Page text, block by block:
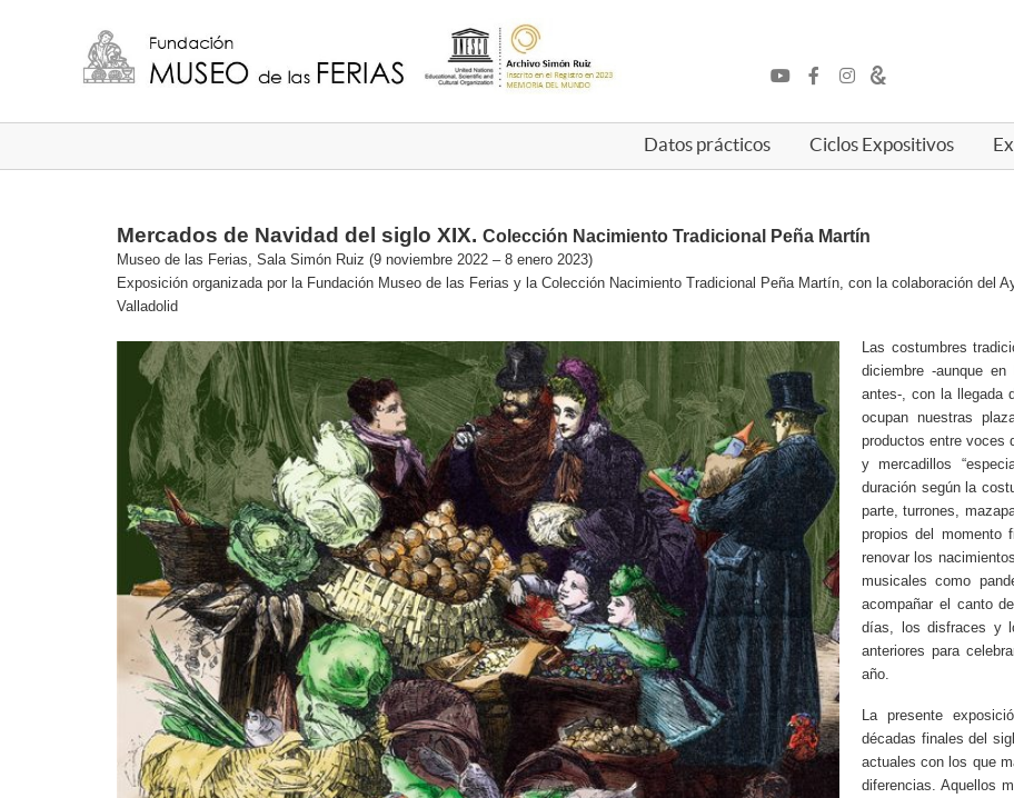
Datos prácticos Ciclos Expositivos
Mercados de Navidad del siglo XIX. Colección Nacimiento Tradicional Peña Martín
Museo de las Ferias, Sala Simón Ruiz (9 noviembre 2022 – 8 enero 2023)
Exposición organizada por la Fundación Museo de las Ferias y la Colección Nacimiento Tradicional Peña Martín, con la colaboración del
Valladolid
Las costumbres
diciembre -aunque
antes-, con la llegada
ocupan nuestras
productos entre voces
y mercadillos
duración según la
parte, turrones,
propios del momento
renovar los
musicales como
acompañar el canto
días, los disfraces y
anteriores para
año.
La presente
décadas finales del
actuales con los que
diferencias. Aquellos